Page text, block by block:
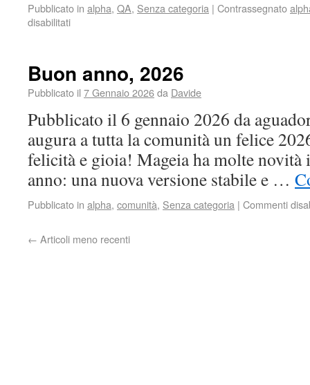
Pubblicato in alpha, QA, Senza categoria | Contrassegnato
disabilitati
Buon anno, 2026
Pubblicato il 7 Gennaio 2026da Davide
Pubblicato il 6 gennaio 2026 da
augura a tutta la comunità un felice
felicità e gioia! Mageia ha molte novità
anno: una nuova versione stabile e …
Pubblicato in alpha, comunità, Senza categoria | Commenti
← Articoli meno recenti